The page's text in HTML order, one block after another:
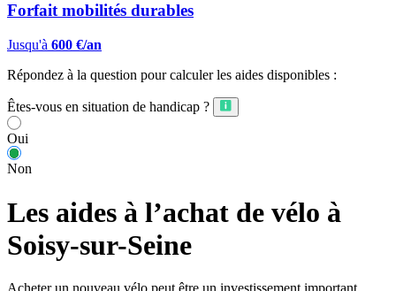
Forfait mobilités durables
Jusqu'à 600 €/an
Répondez à la question pour calculer les aides disponibles :
Êtes-vous en situation de handicap ?
Oui
Non
Les aides à l’achat de vélo à
Soisy-sur-Seine